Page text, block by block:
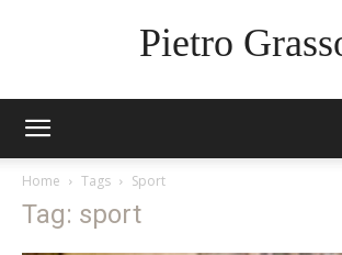
Pietro
Home Tags Sport
Tag: sport